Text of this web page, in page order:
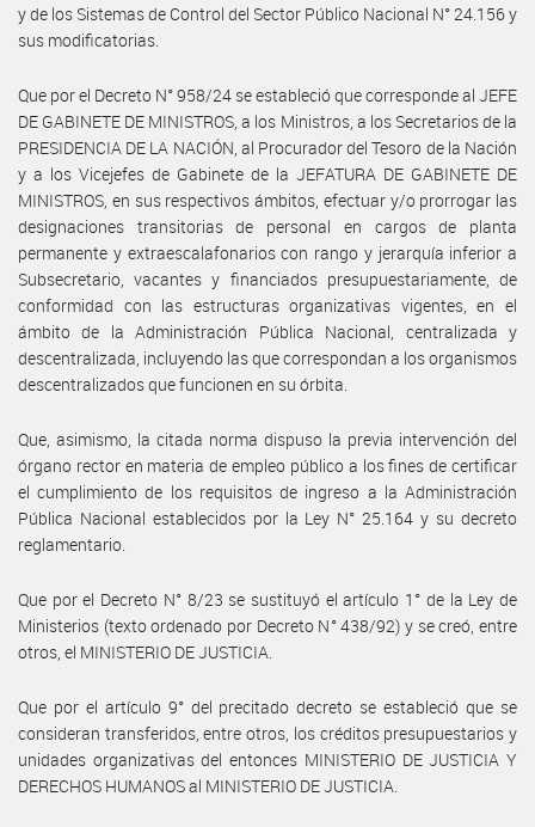
y de los Sistemas de Control del Sector Público Nacional N° 24.156 y
sus modificatorias.
Que por el Decreto N° 958/24 se estableció que corresponde al JEFE
DE GABINETE DE MINISTROS, a los Ministros, a los Secretarios de la
PRESIDENCIA DE LA NACIÓN, al Procurador del Tesoro de la Nación
y a los Vicejefes de Gabinete de la JEFATURA DE GABINETE DE
MINISTROS, en sus respectivos ámbitos, efectuar y/o prorrogar las
designaciones transitorias de personal en cargos de planta
permanente y extraescalafonarios con rango y jerarquía inferior a
Subsecretario, vacantes y financiados presupuestariamente, de
conformidad con las estructuras organizativas vigentes, en el
ámbito de la Administración Pública Nacional, centralizada y
descentralizada, incluyendo las que correspondan a los organismos
descentralizados que funcionen en su órbita.
Que, asimismo, la citada norma dispuso la previa intervención del
órgano rector en materia de empleo público a los fines de certificar
el cumplimiento de los requisitos de ingreso a la Administración
Pública Nacional establecidos por la Ley N° 25.164 y su decreto
reglamentario.
Que por el Decreto N° 8/23 se sustituyó el artículo 1° de la Ley de
Ministerios (texto ordenado por Decreto N° 438/92) y se creó, entre
otros, el MINISTERIO DE JUSTICIA.
Que por el artículo 9° del precitado decreto se estableció que se
consideran transferidos, entre otros, los créditos presupuestarios y
unidades organizativas del entonces MINISTERIO DE JUSTICIA Y
DERECHOS HUMANOS al MINISTERIO DE JUSTICIA.